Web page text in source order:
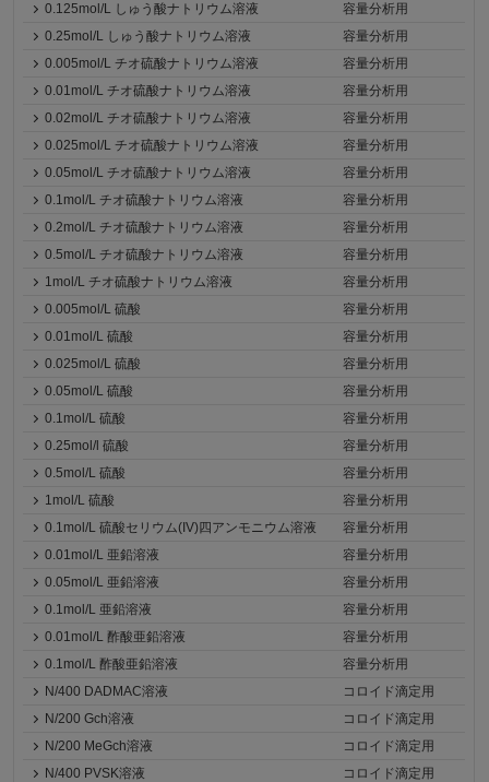
0.125mol/L しゅう酸ナトリウム溶液
容量分析用
0.25mol/L しゅう酸ナトリウム溶液
容量分析用
0.005mol/L チオ硫酸ナトリウム溶液
容量分析用
0.01mol/L チオ硫酸ナトリウム溶液
容量分析用
0.02mol/L チオ硫酸ナトリウム溶液
容量分析用
0.025mol/L チオ硫酸ナトリウム溶液
容量分析用
0.05mol/L チオ硫酸ナトリウム溶液
容量分析用
0.1mol/L チオ硫酸ナトリウム溶液
容量分析用
0.2mol/L チオ硫酸ナトリウム溶液
容量分析用
0.5mol/L チオ硫酸ナトリウム溶液
容量分析用
1mol/L チオ硫酸ナトリウム溶液
容量分析用
0.005mol/L 硫酸
容量分析用
0.01mol/L 硫酸
容量分析用
0.025mol/L 硫酸
容量分析用
0.05mol/L 硫酸
容量分析用
0.1mol/L 硫酸
容量分析用
0.25mol/l 硫酸
容量分析用
0.5mol/L 硫酸
容量分析用
1mol/L 硫酸
容量分析用
0.1mol/L 硫酸セリウム(IV)四アンモニウム溶液
容量分析用
0.01mol/L 亜鉛溶液
容量分析用
0.05mol/L 亜鉛溶液
容量分析用
0.1mol/L 亜鉛溶液
容量分析用
0.01mol/L 酢酸亜鉛溶液
容量分析用
0.1mol/L 酢酸亜鉛溶液
容量分析用
N/400 DADMAC溶液
コロイド滴定用
N/200 Gch溶液
コロイド滴定用
N/200 MeGch溶液
コロイド滴定用
N/400 PVSK溶液
コロイド滴定用